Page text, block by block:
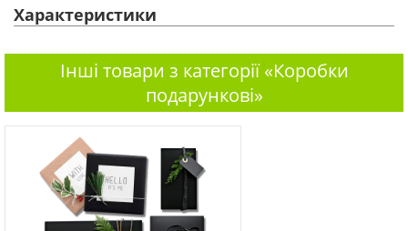
Характеристики
Інші товари з категорії «Коробки
подарункові»